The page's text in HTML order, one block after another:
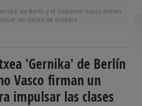
de Berlín y el Gobierno Vasco firman
las clases de euskera
'Gernika' de Berlín
Vasco firman un
impulsar las clases